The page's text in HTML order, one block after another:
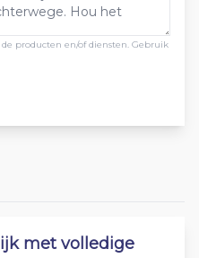
producten en/of diensten. Gebruik
met volledige